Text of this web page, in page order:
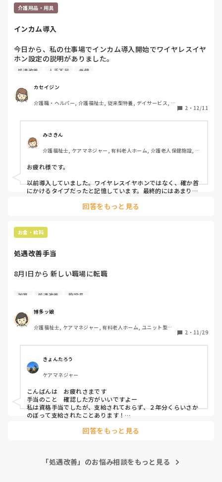
前は入れ替えあったみたいけど、周りは未経験で4月から、1
年半の人など、経験の浅い人が多い印象ですが、入居者さん
事は、やってます。
スタッフ間の、助け合い、連携は、できています。
入居者さんは、そこまで厳しい人いなくてやりやすい人多い
給料は、初日から基本給21万、介福手当3万、
処遇改善手当ありです。他夜勤手当。
介護は、できるが、訪問介護のタイムスケジュールで、細々
やる事あり、その辺は、慣れず毎回メモしてますが覚えきれ
てません。テレサの記入などあります。
この先、この明るい環境で、やれるのか?
介護用品・用具
インカム導入
今日から、私の仕事場でインカム導入開始でワイヤレスイヤ
ホン設定の説明がありました。
今日、明日からみんな耳にワイヤレスイヤホン装着での業務
他の施設ではインカム導入でワイヤレスイヤホン装着での業
務してますか？
処遇改善 人手不足 老健
カセイジン
介護職・ヘルパー, 介護福祉士, 従来型特養, デイサービス, 障
2 ・ 12/11
みさきん
介護福祉士, ケアマネジャー, 有料老人ホーム, 介護老人保健施設, グ
お疲れ様です。
以前導入していました。ワイヤレスイヤホンではなく、確か首
にかけるタイプだったと記憶しています。最終的にはあまり需
回答をもっと見る
お金・給料
処遇改善手当
8月I日から 新しい職場に転職
職場
ありに チェック入ってるんだけど
何故か 支給されない……💦
ちゃんと 支給されてるのに……
施設長に 聞いた方が いいのかな……
加算 処遇改善 施設長
博多ッ娘
介護福祉士, ケアマネジャー, 有料老人ホーム, ユニット型特
2 ・ 11/29
きょんたろう
ケアマネジャー
こんばんは　お疲れさまです
手当のこと　確認した方がいいですよー
私は資格手当でしたが、支給されておらず、２年分くらいさか
のぼって支給されたことあります！
回答をもっと見る
「処遇改善」のお悩み相談をもっと見る